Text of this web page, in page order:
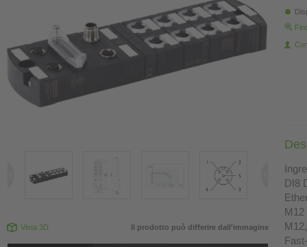
Vista 3D Il prodotto può differire dall'immagine
DI8
M12